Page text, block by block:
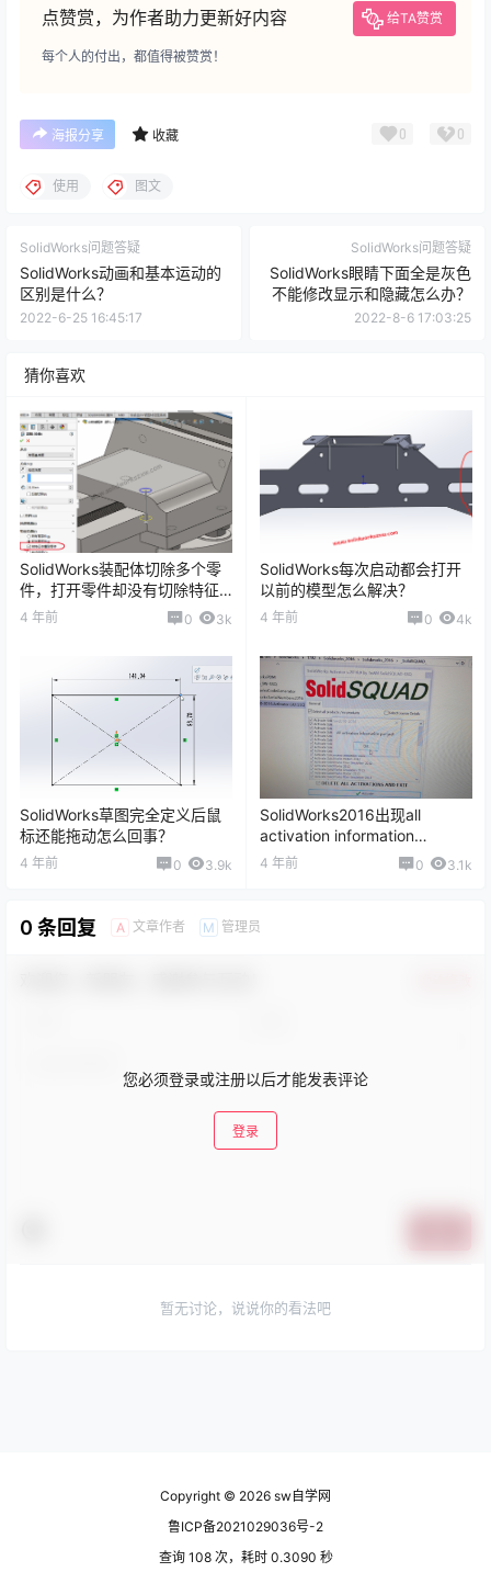
点赞赏，为作者助力更新好内容 给TA赞赏
每个人的付出，都值得被赞赏！
海报分享 收藏 0 0
使用 图文
SolidWorks问题答疑
SolidWorks动画和基本运动的
区别是什么？
2022-6-25 16:45:17
SolidWorks问题答疑
SolidWorks眼睛下面全是灰色
不能修改显示和隐藏怎么办？
2022-8-6 17:03:25
猜你喜欢
SolidWorks装配体切除多个零
件，打开零件却没有切除特征
为什么怎么解决？
4 年前 0 3k
SolidWorks每次启动都会打开
以前的模型怎么解决？
4 年前 0 4k
SolidWorks草图完全定义后鼠
标还能拖动怎么回事？
4 年前 0 3.9k
SolidWorks2016出现all
activation information
pueged怎么解决？
4 年前 0 3.1k
0 条回复 A 文章作者 M 管理员
您必须登录或注册以后才能发表评论
登录
暂无讨论，说说你的看法吧
Copyright © 2026 sw自学网
鲁ICP备2021029036号-2
查询 108 次，耗时 0.3090 秒